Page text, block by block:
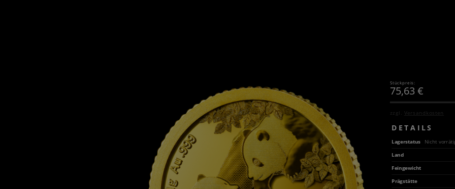
Stückpreis:
75,63€
zzgl. Versandkosten
DETAILS
Lagerstatus Nicht
Land
Feingewicht
Prägstätte